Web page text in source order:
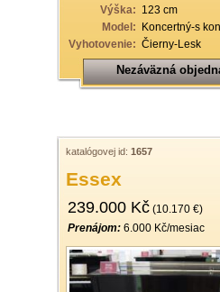
Výška: 123 cm
Model: Koncertný-s
Vyhotovenie: Čierny-Lesk
Nezáväzná
katalógovej id: 1657
Essex
239.000 Kč (10.170 €)
Prenájom: 6.000 Kč/mesiac